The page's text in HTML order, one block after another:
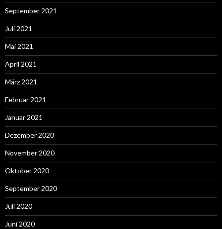
September 2021
Juli 2021
Mai 2021
April 2021
März 2021
Februar 2021
Januar 2021
Dezember 2020
November 2020
Oktober 2020
September 2020
Juli 2020
Juni 2020